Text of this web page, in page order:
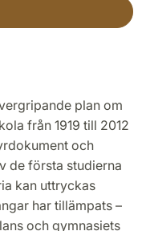
plan om
från 1919 till 2012
och
de första studierna
kan uttryckas
har tillämpats –
och gymnasiets